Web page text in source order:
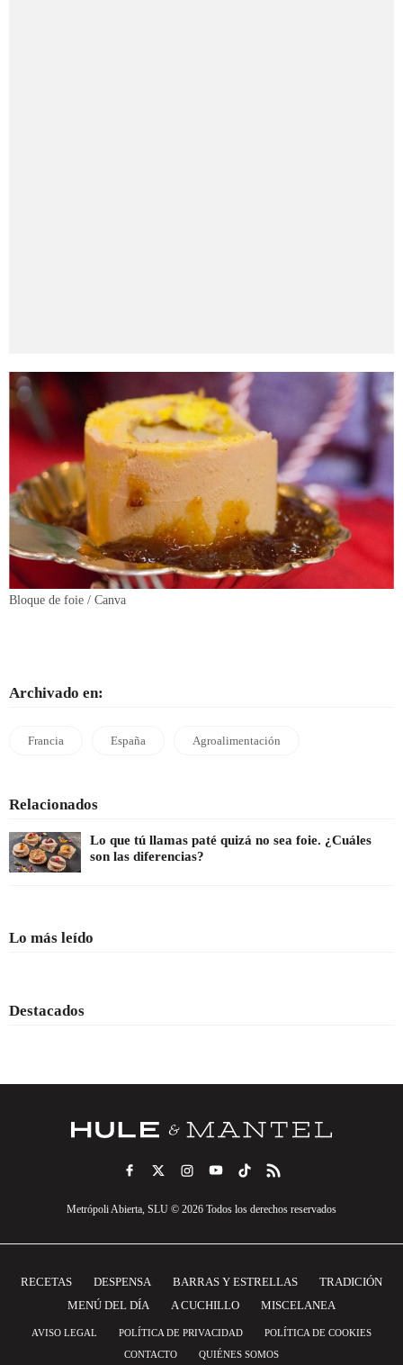
Bloque de foie / Canva
Archivado en:
Francia España Agroalimentación
Relacionados
Lo que tú llamas paté quizá no sea foie. ¿Cuáles
son las diferencias?
Lo más leído
Destacados
Metrópoli Abierta, SLU © 2026 Todos los derechos reservados
RECETAS DESPENSA BARRAS Y ESTRELLAS
TRADICIÓN
MENÚ DEL DÍA
A CUCHILLO MISCELANEA
AVISO LEGAL POLÍTICA DE PRIVACIDAD
POLÍTICA DE COOKIES
CONTACTO
QUIÉNES SOMOS